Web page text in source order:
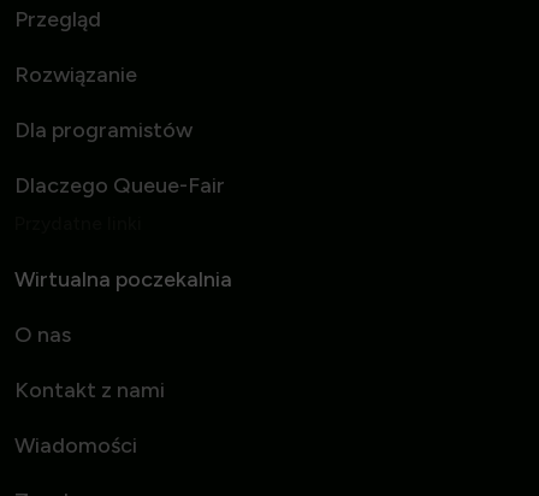
Przegląd
Rozwiązanie
Dla programistów
Dlaczego Queue-Fair
Wirtualna poczekalnia
O nas
Kontakt z nami
Wiadomości